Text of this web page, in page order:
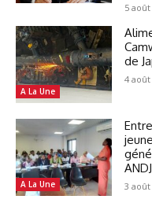
5 août
A La Une
de
4 août
A La Une 3 août